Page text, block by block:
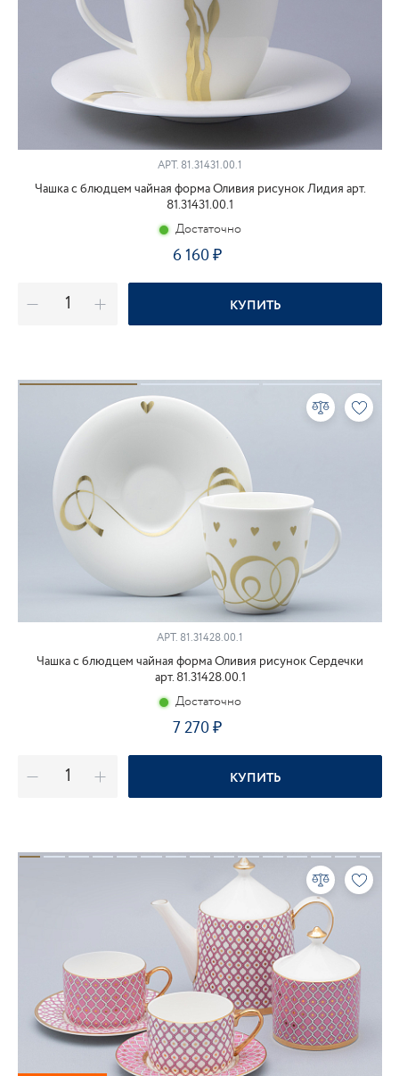
АРТ. 81.31431.00.1
Чашка с блюдцем чайная форма Оливия рисунок Лидия арт.
81.31431.00.1
Достаточно
6 160
КУПИТЬ
АРТ. 81.31428.00.1
Чашка с блюдцем чайная форма Оливия рисунок Сердечки
арт. 81.31428.00.1
Достаточно
7 270
КУПИТЬ